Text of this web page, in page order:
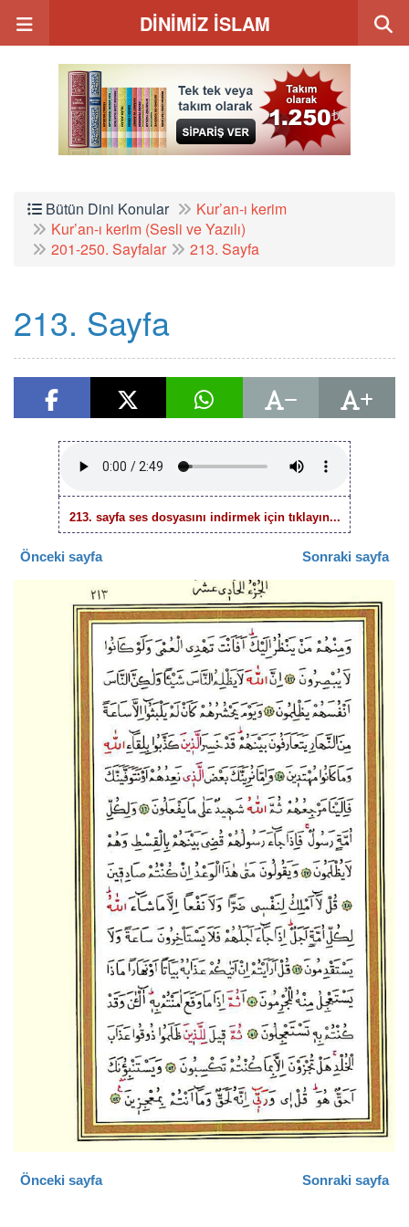
DİNİMİZ İSLAM
Bütün Dini Konular
Kur’an-ı kerim
Kur’an-ı kerim (Sesli ve Yazılı)
201-250. Sayfalar
213. Sayfa
213. Sayfa
213. sayfa ses dosyasını indirmek için tıklayın...
Önceki sayfa Sonraki sayfa
Önceki sayfa Sonraki sayfa